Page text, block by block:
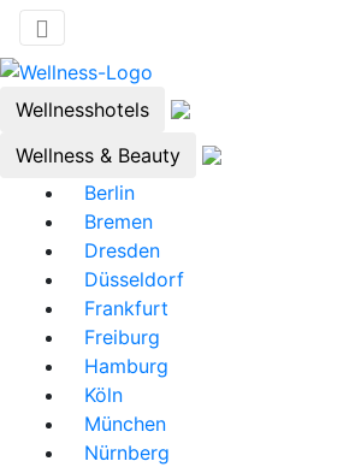
Wellnesshotels
Wellness & Beauty
Berlin
Bremen
Dresden
Düsseldorf
Frankfurt
Freiburg
Hamburg
Köln
München
Nürnberg